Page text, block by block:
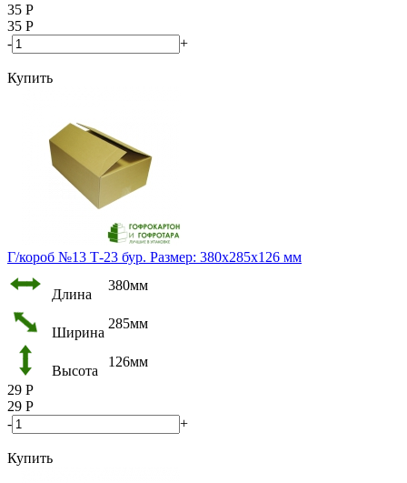
35 Р
35 Р
-
+
Купить
Г/короб №13 Т-23 бур. Размер: 380х285х126 мм
Длина
380мм
Ширина
285мм
Высота
126мм
29 Р
29 Р
-
+
Купить